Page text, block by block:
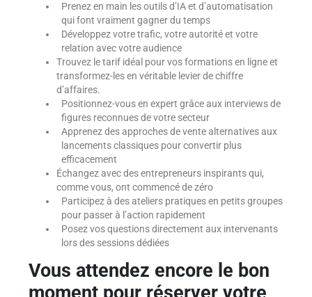
Prenez en main les outils d’IA et d’automatisation
qui font vraiment gagner du temps
Développez votre trafic, votre autorité et votre
relation avec votre audience
Trouvez le tarif idéal pour vos formations en ligne et
transformez-les en véritable levier de chiffre
d’affaires.
Positionnez-vous en expert grâce aux interviews de
figures reconnues de votre secteur
Apprenez des approches de vente alternatives aux
lancements classiques pour convertir plus
efficacement
Échangez avec des entrepreneurs inspirants qui,
comme vous, ont commencé de zéro
Participez à des ateliers pratiques en petits groupes
pour passer à l’action rapidement
Posez vos questions directement aux intervenants
lors des sessions dédiées
Vous attendez encore le bon